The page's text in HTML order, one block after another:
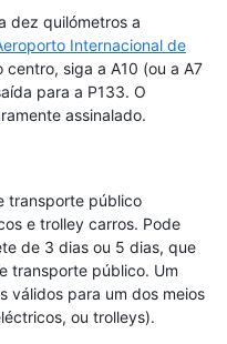
dez quilómetros a
Internacional de
siga a A10 (ou a A7
para a P133. O
assinalado.
transporte público
e trolley carros. Pode
de 3 dias ou 5 dias, que
transporte público. Um
válidos para um dos meios
ou trolleys).